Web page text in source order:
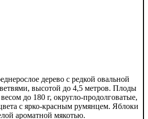
дерево с редкой овальной
высотой до 4,5 метров. Плоды
до 180 г, округло-продолговатые,
с ярко-красным румянцем. Яблоки
ароматной мякотью.